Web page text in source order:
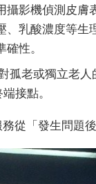
攝影機偵測皮膚
乳酸濃度等生
確性。
孤老或獨立老
接點。
從「發生問題